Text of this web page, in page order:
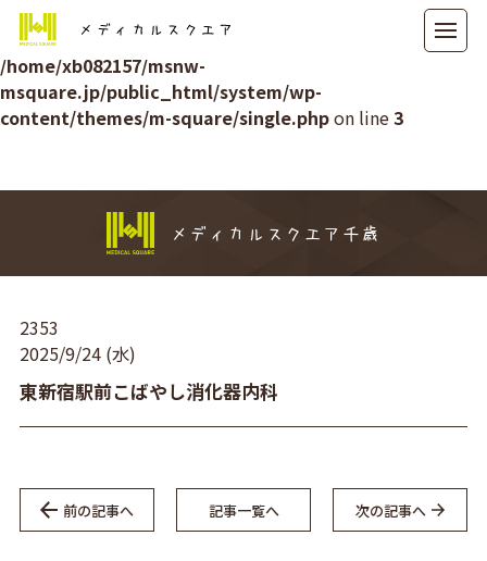
メディカルスクエア
Warning
: Attempt to read property "ID" on null in
/home/xb082157/msnw-
msquare.jp/public_html/system/wp-
content/themes/m-square/single.phpon line3
メディカルスクエア千歳
2353
2025/9/24 (水)
東新宿駅前こばやし消化器内科
前の記事へ 記事一覧へ 次の記事へ